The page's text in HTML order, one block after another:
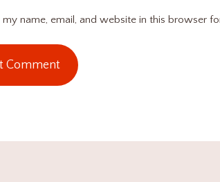
my name, email, and website in this browser